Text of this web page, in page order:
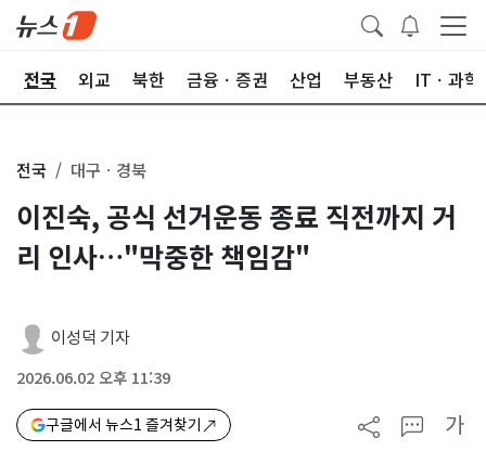
전국 외교 북한 금융ㆍ증권 산업 부동산 ITㆍ과학
전국 대구ㆍ경북
이진숙, 공식 선거운동 종료 직전까지 거
리 인사…"막중한 책임감"
이성덕 기자
2026.06.02 오후 11:39
구글에서 뉴스1 즐겨찾기 가